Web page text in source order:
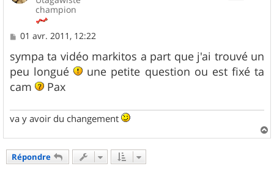
champion
M
s
s
a
g
e
01 avr. 2011, 12:22
sympa ta vidéo markitos a part que j'ai trouvé un
peu longué
une petite question ou est fixé ta
cam
Pax
va y avoir du changement
a
Répondre